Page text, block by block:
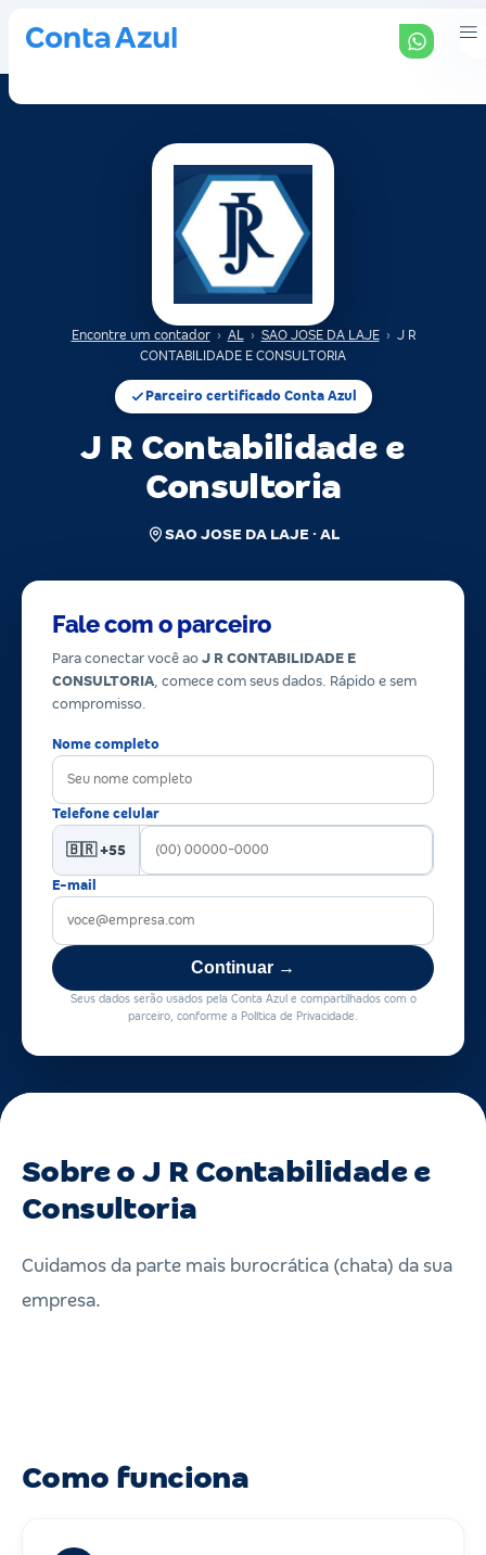
Encontre um contador › AL › SAO JOSE DA LAJE › J R
CONTABILIDADE E CONSULTORIA
Parceiro certificado Conta Azul
J R Contabilidade e
Consultoria
SAO JOSE DA LAJE · AL
Fale com o parceiro
Para conectar você ao J R CONTABILIDADE E
CONSULTORIA, comece com seus dados. Rápido e sem
compromisso.
Nome completo
Telefone celular
🇧🇷 +55
E-mail
Continuar →
Seus dados serão usados pela Conta Azul e compartilhados com o
parceiro, conforme a Política de Privacidade.
Sobre o J R Contabilidade e
Consultoria
Cuidamos da parte mais burocrática (chata) da sua
empresa.
Como funciona